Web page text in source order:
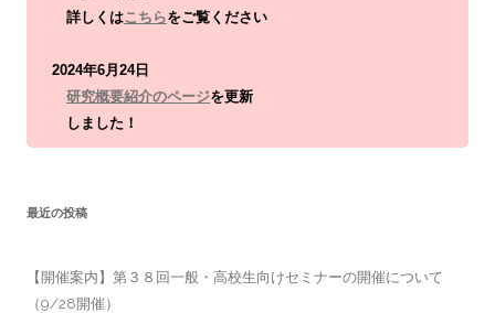
詳しくはこちらをご覧ください
2024年6月24日
研究概要紹介のページを更新
しました！
最近の投稿
【開催案内】第３８回一般・高校生向けセミナーの開催について
（9/28開催）